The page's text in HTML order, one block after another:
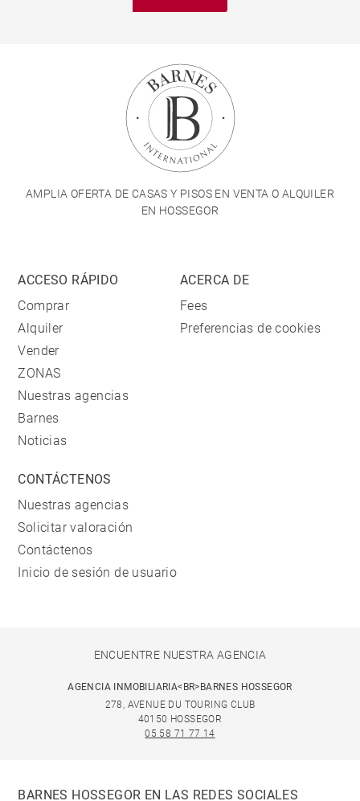
AMPLIA OFERTA DE CASAS Y PISOS EN VENTA O ALQUILER
EN HOSSEGOR
ACCESO RÁPIDO
Comprar
Alquiler
Vender
ZONAS
Nuestras agencias
Barnes
Noticias
ACERCA DE
Fees
Preferencias de cookies
CONTÁCTENOS
Nuestras agencias
Solicitar valoración
Contáctenos
Inicio de sesión de usuario
ENCUENTRE NUESTRA AGENCIA
AGENCIA INMOBILIARIA<BR>BARNES HOSSEGOR
278, AVENUE DU TOURING CLUB
40150 HOSSEGOR
05 58 71 77 14
BARNES HOSSEGOR EN LAS REDES SOCIALES